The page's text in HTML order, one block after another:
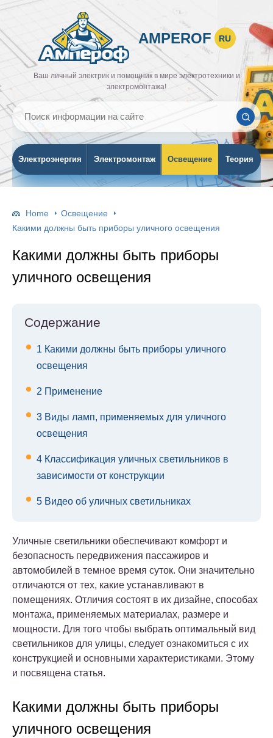
AMPEROF RU
Ваш личный электрик и помощник в мире электротехники и
электромонтажа!
Электроэнергия Электромонтаж Освещение Теория
Home
Освещение
Какими должны быть приборы уличного освещения
Какими должны быть приборы
уличного освещения
Содержание
1 Какими должны быть приборы уличного
освещения
2 Применение
3 Виды ламп, применяемых для уличного
освещения
4 Классификация уличных светильников в
зависимости от конструкции
5 Видео об уличных светильниках
Уличные светильники обеспечивают комфорт и
безопасность передвижения пассажиров и
автомобилей в темное время суток. Они значительно
отличаются от тех, какие устанавливают в
помещениях. Отличия состоят в их дизайне, способах
монтажа, применяемых материалах, размере и
мощности. Для того чтобы выбрать оптимальный вид
светильников для улицы, следует ознакомиться с их
конструкцией и основными характеристиками. Этому
и посвящена статья.
Какими должны быть приборы
уличного освещения